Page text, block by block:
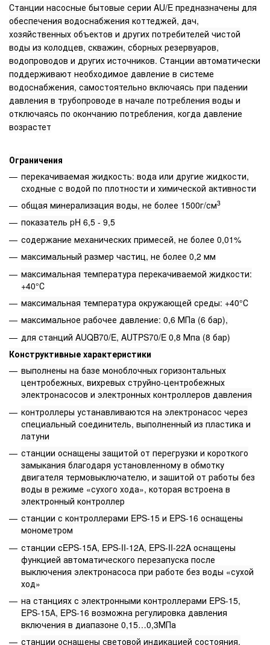
Станции насосные бытовые серии AU/E предназначены для
обеспечения водоснабжения коттеджей, дач,
хозяйственных объектов и других потребителей чистой
воды из колодцев, скважин, сборных резервуаров,
водопроводов и других источников. Станции автоматически
поддерживают необходимое давление в системе
водоснабжения, самостоятельно включаясь при падении
давления в трубопроводе в начале потребления воды и
отключаясь по окончанию потребления, когда давление
возрастет
Ограничения
перекачиваемая жидкость: вода или другие жидкости,
сходные с водой по плотности и химической активности
общая минерализация воды, не более 1500г/см3
показатель pH 6,5 - 9,5
содержание механических примесей, не более 0,01%
максимальный размер частиц, не более 0,2 мм
максимальная температура перекачиваемой жидкости:
+40°С
максимальная температура окружающей среды: +40°С
максимальное рабочее давление: 0,6 МПа (6 бар),
для станций AUQB70/E, AUTPS70/E 0,8 Мпа (8 бар)
Конструктивные характеристики
выполнены на базе моноблочных горизонтальных
центробежных, вихревых струйно-центробежных
электронасосов и электронных контроллеров давления
контроллеры устанавливаются на электронасос через
специальный соединитель, выполненный из пластика и
латуни
станции оснащены защитой от перегрузки и короткого
замыкания благодаря установленному в обмотку
двигателя термовыключателю, и зашитой от работы без
воды в режиме «сухого хода», которая встроена в
электронный контроллер
станции с контроллерами EPS-15 и EPS-16 оснащены
монометром
станции сEPS-15A, EPS-II-12A, EPS-II-22A оснащены
функцией автоматического перезапуска после
выключения электронасоса при работе без воды «сухой
ход»
на станциях с электронными контроллерами EPS-15,
EPS-15А, EPS-16 возможна регулировка давления
включения в диапазоне 0,15…0,3МПа
станции оснащены световой индикацией состояния,